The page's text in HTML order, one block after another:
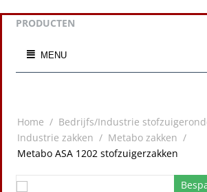
PRODUCTEN
MENU
Home / Bedrijfs/Industrie
Industrie zakken / Metabo zakken /
Metabo ASA 1202 stofzuigerzakken